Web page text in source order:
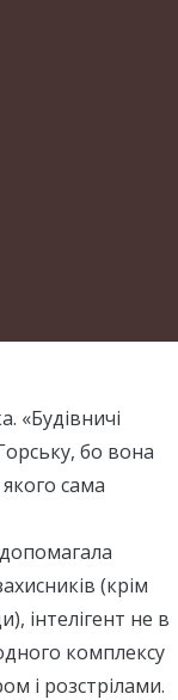
«Будівничі
бо вона
сама
(крім
інтелігент не в
комплексу
і розстрілами.